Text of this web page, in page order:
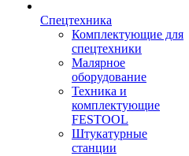
Спецтехника
Комплектующие для
спецтехники
Малярное
оборудование
Техника и
комплектующие
FESTOOL
Штукатурные
станции